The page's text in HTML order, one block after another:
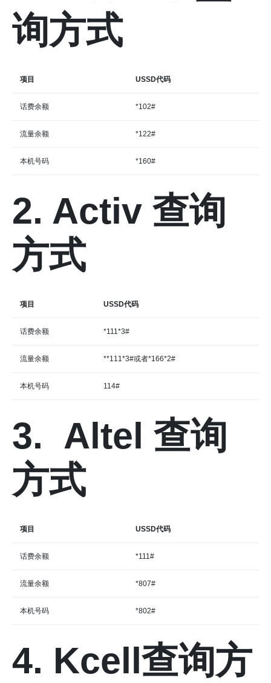
询方式
项目 USSD代码
话费余额 *102#
流量余额 *122#
本机号码 *160#
2. Activ 查询
方式
项目 USSD代码
话费余额 *111*3#
流量余额 **111*3#或者*166*2#
本机号码 114#
3. Altel 查询
方式
项目 USSD代码
话费余额 *111#
流量余额 *807#
本机号码 *802#
4. Kcell查询方